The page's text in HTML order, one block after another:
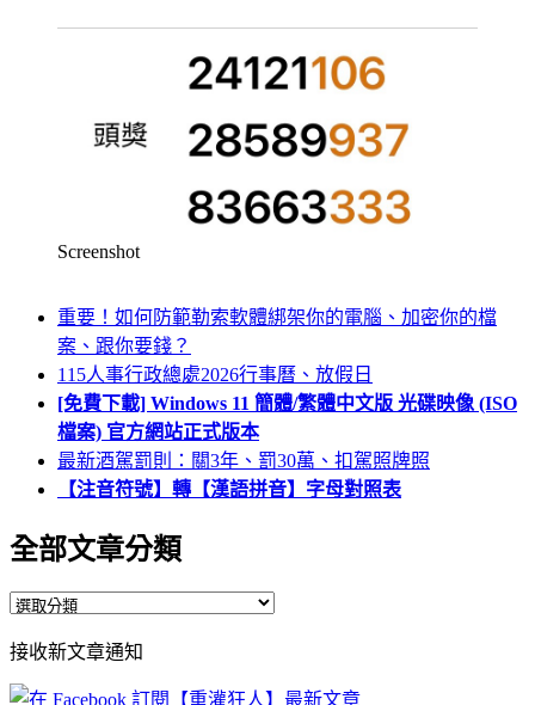
Screenshot
重要！如何防範勒索軟體綁架你的電腦、加密你的檔
案、跟你要錢？
115人事行政總處2026行事曆、放假日
[免費下載] Windows 11 簡體/繁體中文版 光碟映像 (ISO
檔案) 官方網站正式版本
最新酒駕罰則：關3年、罰30萬、扣駕照牌照
【注音符號】轉【漢語拼音】字母對照表
全部文章分類
全
文
章
接收新文章通知